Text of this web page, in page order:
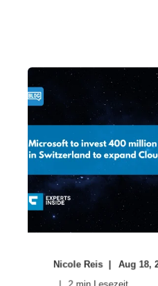
Nicole Reis
Aug 18,